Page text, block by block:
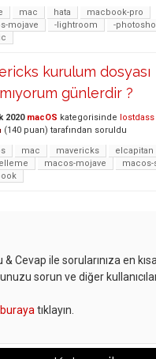
mac hata
macbook-pro
mojave
-lightroom
-
kurulum dosyası
günlerdir ?
2020 macOS kategorisinde lostdass
(140 puan) tarafından soruldu
mac mavericks
elcapitan
macos-mojave
macos-
Cevap ile sorularınıza en
sorun ve diğer
buraya tıklayın.